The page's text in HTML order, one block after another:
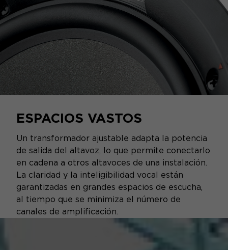
ESPACIOS VASTOS
Un transformador ajustable adapta la potencia
de salida del altavoz, lo que permite conectarlo
en cadena a otros altavoces de una instalación.
La claridad y la inteligibilidad vocal están
garantizadas en grandes espacios de escucha,
al tiempo que se minimiza el número de
canales de amplificación.